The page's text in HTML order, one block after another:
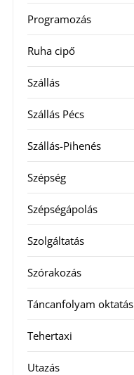
Programozás
Ruha cipő
Szállás
Szállás Pécs
Szállás-Pihenés
Szépség
Szépségápolás
Szolgáltatás
Szórakozás
Táncanfolyam oktatás
Tehertaxi
Utazás